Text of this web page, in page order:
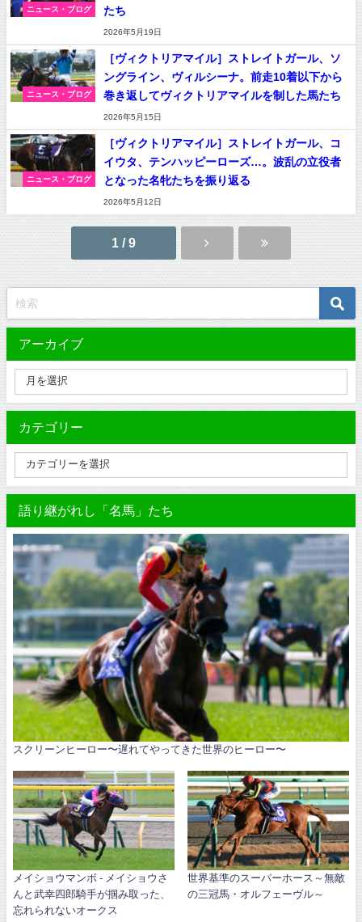
ニュース・ブログ
たち
2026年5月19日
ニュース・ブログ
［ヴィクトリアマイル］ストレイトガール、ソ
ングライン、ヴィルシーナ。前走10着以下から
巻き返してヴィクトリアマイルを制した馬たち
2026年5月15日
ニュース・ブログ
［ヴィクトリアマイル］ストレイトガール、コ
イウタ、テンハッピーローズ…。波乱の立役者
となった名牝たちを振り返る
2026年5月12日
1 / 9
アーカイブ
カテゴリー
語り継がれし「名馬」たち
スクリーンヒーロー〜遅れてやってきた世界のヒーロー〜
メイショウマンボ - メイショウさ
んと武幸四郎騎手が掴み取った、
忘れられないオークス
世界基準のスーパーホース～無敵
の三冠馬・オルフェーヴル～